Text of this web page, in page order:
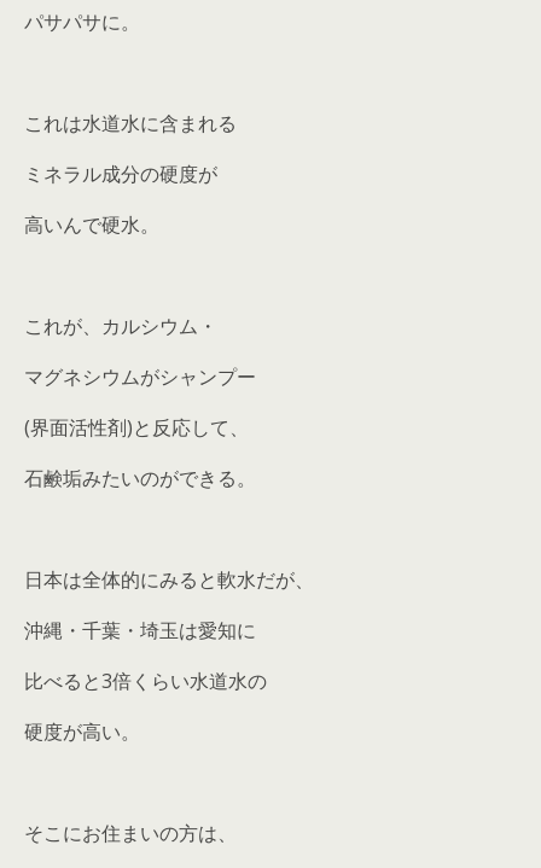
パサパサに。
これは水道水に含まれる
ミネラル成分の硬度が
高いんで硬水。
これが、カルシウム・
マグネシウムがシャンプー
(界面活性剤)と反応して、
石鹸垢みたいのができる。
日本は全体的にみると軟水だが、
沖縄・千葉・埼玉は愛知に
比べると3倍くらい水道水の
硬度が高い。
そこにお住まいの方は、